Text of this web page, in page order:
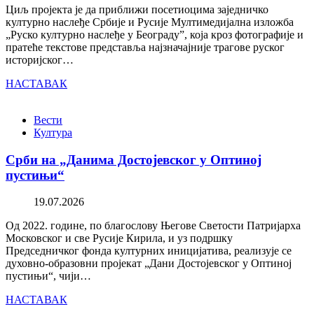
Циљ пројекта је да приближи посетиоцима заједничко
културно наслеђе Србије и Русије Мултимедијална изложба
„Руско културно наслеђе у Београду”, која кроз фотографије и
пратеће текстове представља најзначајније трагове руског
историјског…
НАСТАВАК
Вести
Култура
Срби на „Данима Достојевског у Оптиној
пустињи“
19.07.2026
Од 2022. године, по благослову Његове Светости Патријарха
Московског и све Русије Кирила, и уз подршку
Председничког фонда културних иницијатива, реализује се
духовно-образовни пројекат „Дани Достојевског у Оптиној
пустињи“, чији…
НАСТАВАК